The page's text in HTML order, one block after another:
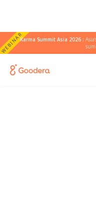
WEBINARKarma Summit Asia 2026 :